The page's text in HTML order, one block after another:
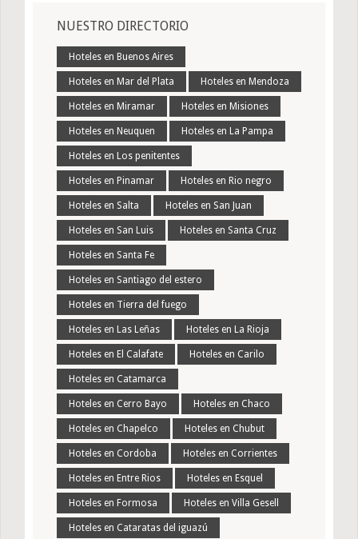
NUESTRO DIRECTORIO
Hoteles en Buenos Aires
Hoteles en Mar del Plata Hoteles en Mendoza
Hoteles en Miramar Hoteles en Misiones
Hoteles en Neuquen Hoteles en La Pampa
Hoteles en Los penitentes
Hoteles en Pinamar Hoteles en Rio negro
Hoteles en Salta Hoteles en San Juan
Hoteles en San Luis Hoteles en Santa Cruz
Hoteles en Santa Fe
Hoteles en Santiago del estero
Hoteles en Tierra del fuego
Hoteles en Las Leñas Hoteles en La Rioja
Hoteles en El Calafate Hoteles en Carilo
Hoteles en Catamarca
Hoteles en Cerro Bayo Hoteles en Chaco
Hoteles en Chapelco Hoteles en Chubut
Hoteles en Cordoba Hoteles en Corrientes
Hoteles en Entre Rios Hoteles en Esquel
Hoteles en Formosa Hoteles en Villa Gesell
Hoteles en Cataratas del iguazú